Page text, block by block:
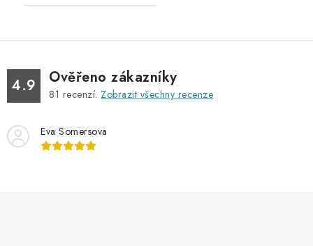
4.9 Ověřeno zákazníky
81 recenzí. Zobrazit všechny recenze
Eva Somersova